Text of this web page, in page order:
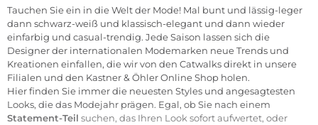
Tauchen Sie ein in die Welt der Mode! Mal bunt und lässig-leger
dann schwarz-weiß und klassisch-elegant und dann wieder
einfarbig und casual-trendig. Jede Saison lassen sich die
Designer der internationalen Modemarken neue Trends und
Kreationen einfallen, die wir von den Catwalks direkt in unsere
Filialen und den Kastner & Öhler Online Shop holen.
Hier finden Sie immer die neuesten Styles und angesagtesten
Looks, die das Modejahr prägen. Egal, ob Sie nach einem
Statement-Teil suchen, das Ihren Look sofort aufwertet, oder